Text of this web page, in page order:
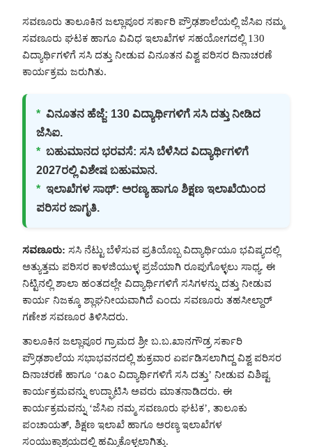
ಸವಣೂರು ತಾಲೂಕಿನ ಜಲ್ಲಾಪೂರ ಸರ್ಕಾರಿ ಪ್ರೌಢಶಾಲೆಯಲ್ಲಿ ಜೆಸಿಐ ನಮ್ಮ
ಸವಣೂರು ಘಟಕ ಹಾಗೂ ವಿವಿಧ ಇಲಾಖೆಗಳ ಸಹಯೋಗದಲ್ಲಿ 130
ವಿದ್ಯಾರ್ಥಿಗಳಿಗೆ ಸಸಿ ದತ್ತು ನೀಡುವ ವಿನೂತನ ವಿಶ್ವ ಪರಿಸರ ದಿನಾಚರಣೆ
ಕಾರ್ಯಕ್ರಮ ಜರುಗಿತು.
* ವಿನೂತನ ಹೆಜ್ಜೆ: 130 ವಿದ್ಯಾರ್ಥಿಗಳಿಗೆ ಸಸಿ ದತ್ತು ನೀಡಿದ
ಜೆಸಿಐ.
* ಬಹುಮಾನದ ಭರವಸೆ: ಸಸಿ ಬೆಳೆಸಿದ ವಿದ್ಯಾರ್ಥಿಗಳಿಗೆ
2027ರಲ್ಲಿ ವಿಶೇಷ ಬಹುಮಾನ.
* ಇಲಾಖೆಗಳ ಸಾಥ್: ಅರಣ್ಯ ಹಾಗೂ ಶಿಕ್ಷಣ ಇಲಾಖೆಯಿಂದ
ಪರಿಸರ ಜಾಗೃತಿ.
ಸವಣೂರು: ಸಸಿ ನೆಟ್ಟು ಬೆಳೆಸುವ ಪ್ರತಿಯೊಬ್ಬ ವಿದ್ಯಾರ್ಥಿಯೂ ಭವಿಷ್ಯದಲ್ಲಿ
ಅತ್ಯುತ್ತಮ ಪರಿಸರ ಕಾಳಜಿಯುಳ್ಳ ಪ್ರಜೆಯಾಗಿ ರೂಪುಗೊಳ್ಳಲು ಸಾಧ್ಯ. ಈ
ನಿಟ್ಟಿನಲ್ಲಿ ಶಾಲಾ ಹಂತದಲ್ಲೇ ವಿದ್ಯಾರ್ಥಿಗಳಿಗೆ ಸಸಿಗಳನ್ನು ದತ್ತು ನೀಡುವ
ಕಾರ್ಯ ನಿಜಕ್ಕೂ ಶ್ಲಾಘನೀಯವಾಗಿದೆ ಎಂದು ಸವಣೂರು ತಹಸೀಲ್ದಾರ್
ಗಣೇಶ ಸವಣೂರ ತಿಳಿಸಿದರು.
ತಾಲೂಕಿನ ಜಲ್ಲಾಪೂರ ಗ್ರಾಮದ ಶ್ರೀ ಬ.ಬ.ಖಾನಗೌಡ್ರ ಸರ್ಕಾರಿ
ಪ್ರೌಢಶಾಲೆಯ ಸಭಾಭವನದಲ್ಲಿ ಶುಕ್ರವಾರ ಏರ್ಪಡಿಸಲಾಗಿದ್ದ ವಿಶ್ವ ಪರಿಸರ
ದಿನಾಚರಣೆ ಹಾಗೂ ‘೧೩೦ ವಿದ್ಯಾರ್ಥಿಗಳಿಗೆ ಸಸಿ ದತ್ತು’ ನೀಡುವ ವಿಶಿಷ್ಟ
ಕಾರ್ಯಕ್ರಮವನ್ನು ಉದ್ಘಾಟಿಸಿ ಅವರು ಮಾತನಾಡಿದರು. ಈ
ಕಾರ್ಯಕ್ರಮವನ್ನು ‘ಜೆಸಿಐ ನಮ್ಮ ಸವಣೂರು ಘಟಕ’, ತಾಲೂಕು
ಪಂಚಾಯತ್, ಶಿಕ್ಷಣ ಇಲಾಖೆ ಹಾಗೂ ಅರಣ್ಯ ಇಲಾಖೆಗಳ
ಸಂಯುಕ್ತಾಶ್ರಯದಲ್ಲಿ ಹಮ್ಮಿಕೊಳ್ಳಲಾಗಿತ್ತು.